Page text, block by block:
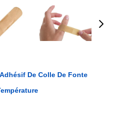
De Colle De Fonte